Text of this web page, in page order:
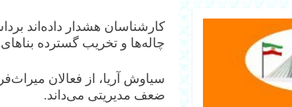
کارشناسان هشدار داده‌اند
چاله‌ها و تخریب گسترده
سیاوش آریا، از فعالان
ضعف مدیریتی می‌داند.